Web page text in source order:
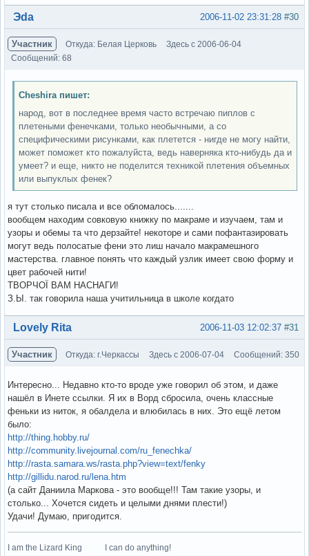
Вне форума #30
2006-11-02 23:31:28
Эda
Участник Откуда: Белая Церковь
Здесь с 2006-06-04
Сообщений: 68
Cheshira пишет:
народ, вот в последнее время часто встречаю пиплов с
плетеными фенечками, только необычными, а со
специфическими рисунками, как плетется - нигде не могу найти,
может поможет кто пожалуйста, ведь наверняка кто-нибудь да и
умеет? и еще, никто не поделится техникой плетения объемных
или выпуклых фенек?
я тут столько писала и все обломалось.......
вообщем находим совковую книжку по макраме и изучаем, там и
узоры и обемы та что дерзайте! некоторе и сами пофантазировать
могут ведь полосатые фени это лиш начало макрамешного
мастерства. главное понять что каждый узлик имеет свою форму и
цвет рабочей нити!
ТВОРЧОЇ ВАМ НАСНАГИ!
З.Ы. так говорила наша учитильница в школе когдато
Вне форума #31
2006-11-03 12:02:37
Lovely Rita
Участник Откуда: г.Черкассы Здесь с 2006-07-04 Сообщений: 350
Интересно... Недавно кто-то вроде уже говорил об этом, и даже
нашёл в Инете ссылки. Я их в Ворд сбросила, очень классные
феньки из ниток, я обалдела и влюбилась в них. Это ещё летом
было:
http://thing.hobby.ru/
http://community.livejournal.com/ru_fenechka/
http://rasta.samara.ws/rasta.php?view=text/fenky
http://gillidu.narod.ru/lena.htm
(а сайт Даниила Маркова - это вообще!!! Там такие узоры, и
столько... Хочется сидеть и целыми днями плести!)
Удачи! Думаю, пригодится.
I am the Lizard King I can do anything!